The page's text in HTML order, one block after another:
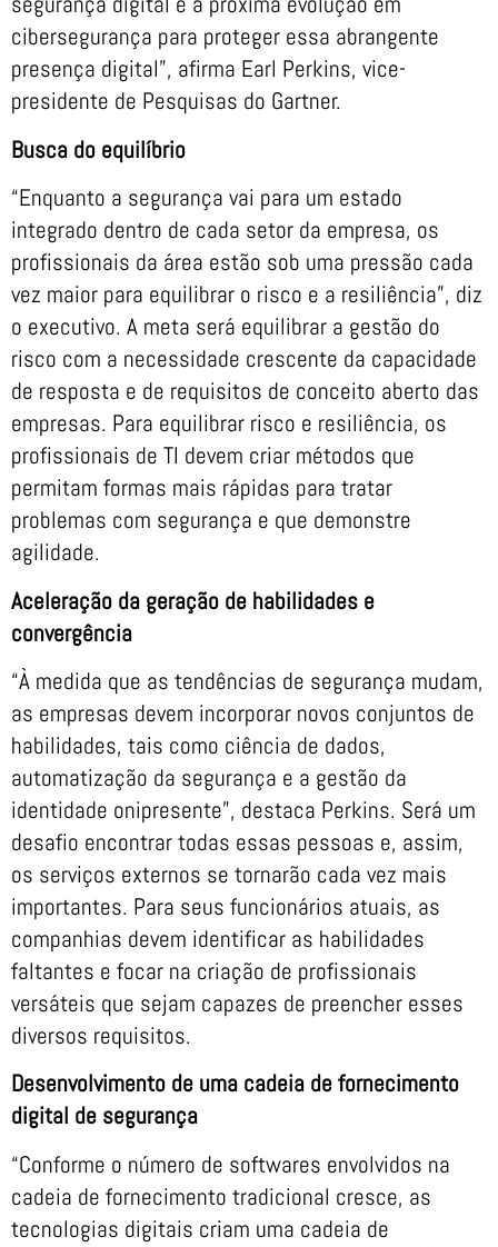
cibersegurança para proteger essa abrangente
presença digital”, afirma Earl Perkins, vice-
presidente de Pesquisas do Gartner.
Busca do equilíbrio
“Enquanto a segurança vai para um estado
integrado dentro de cada setor da empresa, os
profissionais da área estão sob uma pressão cada
vez maior para equilibrar o risco e a resiliência”, diz
o executivo. A meta será equilibrar a gestão do
risco com a necessidade crescente da capacidade
de resposta e de requisitos de conceito aberto das
empresas. Para equilibrar risco e resiliência, os
profissionais de TI devem criar métodos que
permitam formas mais rápidas para tratar
problemas com segurança e que demonstre
agilidade.
Aceleração da geração de habilidades e
convergência
“À medida que as tendências de segurança mudam,
as empresas devem incorporar novos conjuntos de
habilidades, tais como ciência de dados,
automatização da segurança e a gestão da
identidade onipresente”, destaca Perkins. Será um
desafio encontrar todas essas pessoas e, assim,
os serviços externos se tornarão cada vez mais
importantes. Para seus funcionários atuais, as
companhias devem identificar as habilidades
faltantes e focar na criação de profissionais
versáteis que sejam capazes de preencher esses
diversos requisitos.
Desenvolvimento de uma cadeia de fornecimento
digital de segurança
“Conforme o número de softwares envolvidos na
cadeia de fornecimento tradicional cresce, as
tecnologias digitais criam uma cadeia de